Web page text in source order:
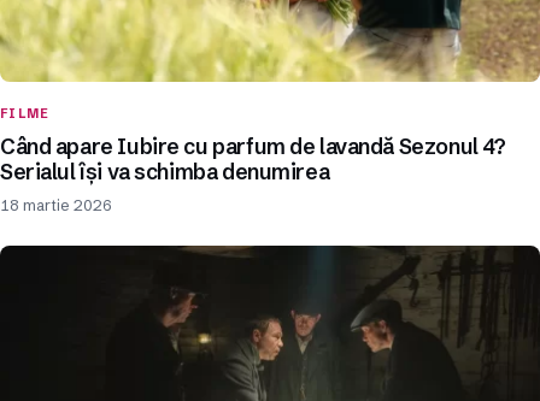
FILME
Când apare Iubire cu parfum de lavandă Sezonul 4?
Serialul își va schimba denumirea
18 martie 2026